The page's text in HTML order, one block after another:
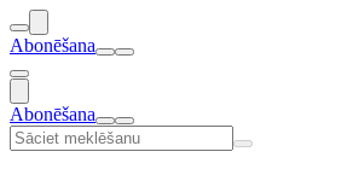
Abonēšana
Abonēšana